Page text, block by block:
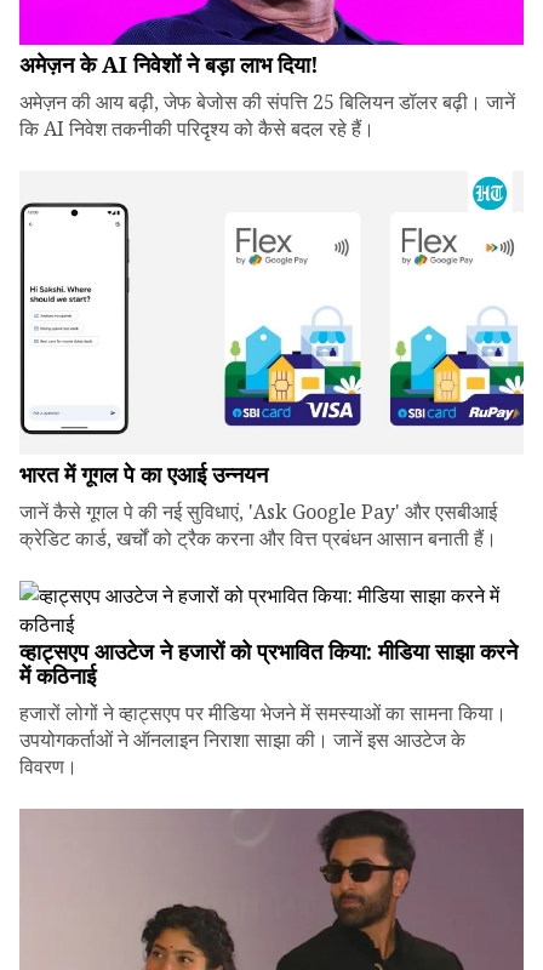
अमेज़न के AI निवेशों ने बड़ा लाभ दिया!
अमेज़न की आय बढ़ी, जेफ बेजोस की संपत्ति 25 बिलियन डॉलर बढ़ी। जानें
कि AI निवेश तकनीकी परिदृश्य को कैसे बदल रहे हैं।
भारत में गूगल पे का एआई उन्नयन
जानें कैसे गूगल पे की नई सुविधाएं, 'Ask Google Pay' और एसबीआई
क्रेडिट कार्ड, खर्चों को ट्रैक करना और वित्त प्रबंधन आसान बनाती हैं।
व्हाट्सएप आउटेज ने हजारों को प्रभावित किया: मीडिया साझा करने
में कठिनाई
हजारों लोगों ने व्हाट्सएप पर मीडिया भेजने में समस्याओं का सामना किया।
उपयोगकर्ताओं ने ऑनलाइन निराशा साझा की। जानें इस आउटेज के
विवरण।